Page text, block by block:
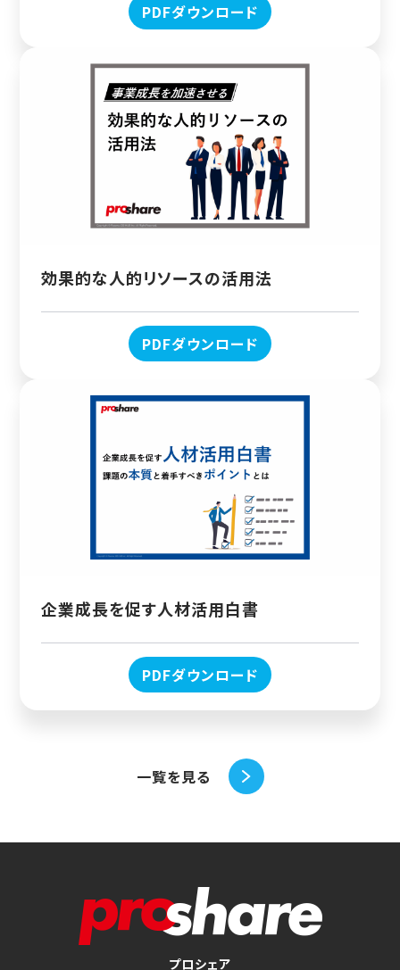
PDFダウンロード
効果的な人的リソースの活用法
PDFダウンロード
企業成長を促す人材活用白書
PDFダウンロード
一覧を見る
プロシェア